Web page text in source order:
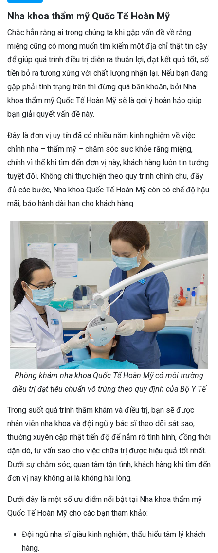
Nha khoa thẩm mỹ Quốc Tế Hoàn Mỹ
Chắc hẳn rằng ai trong chúng ta khi gặp vấn đề về răng
miệng cũng có mong muốn tìm kiếm một địa chỉ thật tin cậy
để giúp quá trình điều trị diễn ra thuận lợi, đạt kết quả tốt, số
tiền bỏ ra tương xứng với chất lượng nhận lại. Nếu bạn đang
gặp phải tình trạng trên thì đừng quá băn khoăn, bởi Nha
khoa thẩm mỹ Quốc Tế Hoàn Mỹ sẽ là gợi ý hoàn hảo giúp
bạn giải quyết vấn đề này.
Đây là đơn vị uy tín đã có nhiều năm kinh nghiệm về việc
chỉnh nha – thẩm mỹ – chăm sóc sức khỏe răng miệng,
chính vì thế khi tìm đến đơn vị này, khách hàng luôn tin tưởng
tuyệt đối. Không chỉ thực hiện theo quy trình chỉnh chu, đầy
đủ các bước, Nha khoa Quốc Tế Hoàn Mỹ còn có chế độ hậu
mãi, bảo hành dài hạn cho khách hàng.
Phòng khám nha khoa Quốc Tế Hoàn Mỹ có môi trường
điều trị đạt tiêu chuẩn vô trùng theo quy định của Bộ Y Tế
Trong suốt quá trình thăm khám và điều trị, bạn sẽ được
nhân viên nha khoa và đội ngũ y bác sĩ theo dõi sát sao,
thường xuyên cập nhật tiến độ để nắm rõ tình hình, đồng thời
dặn dò, tư vấn sao cho việc chữa trị được hiệu quả tốt nhất.
Dưới sự chăm sóc, quan tâm tận tình, khách hàng khi tìm đến
đơn vị này không ai là không hài lòng.
Dưới đây là một số ưu điểm nổi bật tại Nha khoa thẩm mỹ
Quốc Tế Hoàn Mỹ cho các bạn tham khảo:
Đội ngũ nha sĩ giàu kinh nghiệm, thấu hiểu tâm lý khách
hàng.